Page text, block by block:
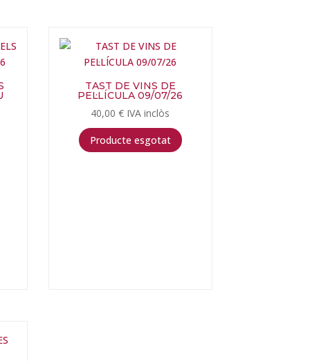
TAST DE VINS DE
PEL·LÍCULA 09/07/26
40,00€ IVA inclòs
Producte esgotat